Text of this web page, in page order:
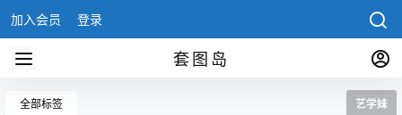
加入会员 登录
套图岛
全部标签 艺学妹